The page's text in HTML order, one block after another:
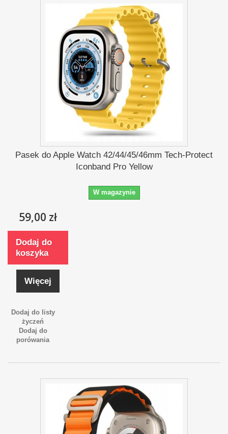
Pasek do Apple Watch 42/44/45/46mm Tech-Protect
Iconband Pro Yellow
W magazynie
59,00 zł
Dodaj do
koszyka
Więcej
Dodaj do listy
życzeń
Dodaj do
porówania